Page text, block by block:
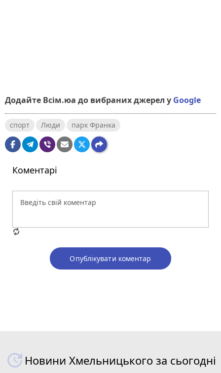
Додайте Всім.юа до вибраних джерел у Google
спорт Люди парк Франка
Коментарі
Опублікувати коментар
Новини Хмельницького за сьогодні